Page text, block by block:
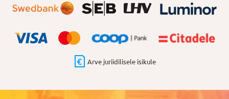
Arve juriidilisele isikule